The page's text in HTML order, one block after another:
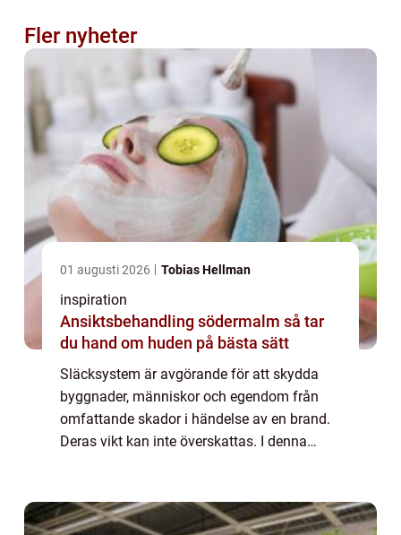
Fler nyheter
01 augusti 2026 Tobias Hellman
inspiration
Ansiktsbehandling södermalm så tar
du hand om huden på bästa sätt
Släcksystem är avgörande för att skydda
byggnader, människor och egendom från
omfattande skador i händelse av en brand.
Deras vikt kan inte överskattas. I denna